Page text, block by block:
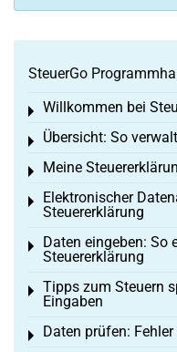
SteuerGo
Willkommen bei
Toggle menu
Übersicht: So
Toggle menu
Meine
Toggle menu
Elektronischer
Steuererklärung
Toggle menu
Daten eingeben: So
Steuererklärung
Toggle menu
Tipps zum Steuern
Eingaben
Toggle menu
Daten prüfen:
Toggle menu